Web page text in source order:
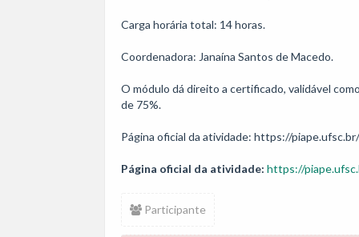
Carga horária total: 14 horas.
Coordenadora: Janaína Santos de Macedo.
O módulo dá direito a certificado, validável
de 75%.
Página oficial da atividade: https://piape.ufsc.br/
Página oficial da atividade: https://
Participante